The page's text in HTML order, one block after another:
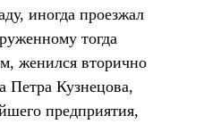
иногда проезжал
тогда
женился вторично
Петра Кузнецова,
предприятия,